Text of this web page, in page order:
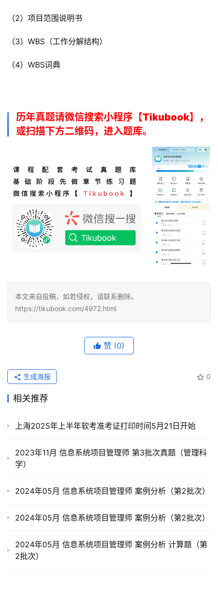
（2）项目范围说明书
（3）WBS（工作分解结构）
（4）WBS词典
历年真题请微信搜索小程序【Tikubook】，
或扫描下方二维码，进入题库。
本文来自投稿，如若侵权，请联系删除。
https://tikubook.com/4972.html
赞 (0)
0
生成海报
相关推荐
上海2025年上半年软考准考证打印时间5月21日开始
2023年11月 信息系统项目管理师 第3批次真题（管理科
学）
2024年05月 信息系统项目管理师 案例分析（第2批次）
2024年05月 信息系统项目管理师 案例分析（第2批次）
2024年05月 信息系统项目管理师 案例分析 计算题（第
2批次）